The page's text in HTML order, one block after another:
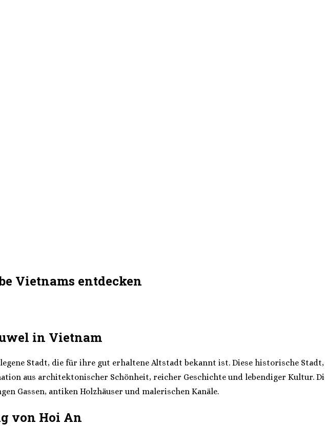
Vietnams entdecken
in Vietnam
Stadt, die für ihre gut erhaltene Altstadt bekannt ist. Diese historische
aus architektonischer Schönheit, reicher Geschichte und lebendiger Kultur.
Gassen, antiken Holzhäuser und malerischen Kanäle.
von Hoi An